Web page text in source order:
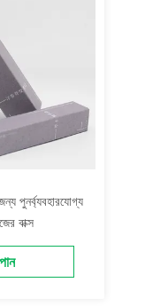
পুনর্ব্যবহারযোগ্য
বাক্স